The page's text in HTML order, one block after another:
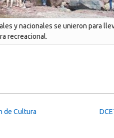
y nacionales se unieron para
recreacional.
de Cultura